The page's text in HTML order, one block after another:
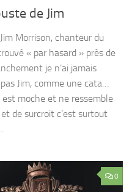
de Jim
Morrison, chanteur du
« par hasard » près de
je n’ai jamais
Jim, comme une cata…
est moche et ne ressemble
de surcroit c’est surtout
0